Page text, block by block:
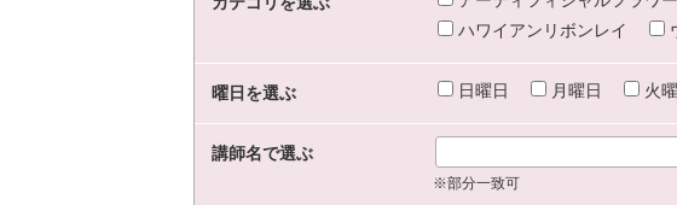
ハワイアンリボンレイ
曜日を選ぶ 日曜日 月曜日 火
講師名で選ぶ
※部分一致可